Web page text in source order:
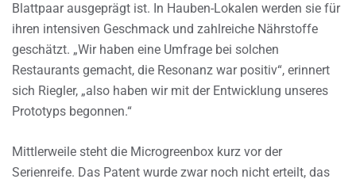
Blattpaar ausgeprägt ist. In Hauben-Lokalen werden sie für
ihren intensiven Geschmack und zahlreiche Nährstoffe
geschätzt. „Wir haben eine Umfrage bei solchen
Restaurants gemacht, die Resonanz war positiv“, erinnert
sich Riegler, „also haben wir mit der Entwicklung unseres
Prototyps begonnen.“
Mittlerweile steht die Microgreenbox kurz vor der
Serienreife. Das Patent wurde zwar noch nicht erteilt, das